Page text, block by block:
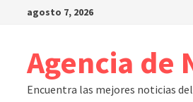
Saltaragosto 7, 2026
Agencia de
Encuentra las mejores noticias